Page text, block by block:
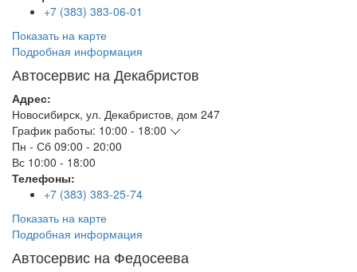
+7 (383) 383-06-01
Показать на карте
Подробная информация
Автосервис на Декабристов
Адрес:
Новосибирск, ул. Декабристов, дом 247
График работы: 10:00 - 18:00
Пн - Сб 09:00 - 20:00
Вс 10:00 - 18:00
Телефоны:
+7 (383) 383-25-74
Показать на карте
Подробная информация
Автосервис на Федосеева